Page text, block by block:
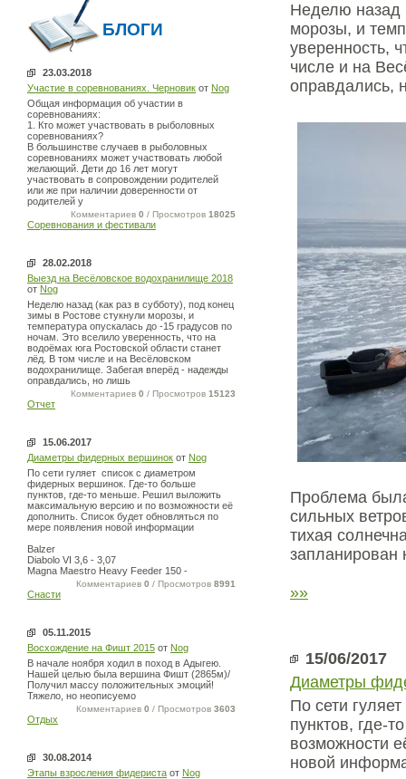
БЛОГИ
23.03.2018
Участие в соревнованиях. Черновик от Nog
Общая информация об участии в
соревнованиях:
1. Кто может участвовать в рыболовных
соревнованиях?
В большинстве случаев в рыболовных
соревнованиях может участвовать любой
желающий. Дети до 16 лет могут
участвовать в сопровождении родителей
или же при наличии доверенности от
родителей у
Комментариев 0 / Просмотров 18025
Соревнования и фестивали
28.02.2018
Выезд на Весёловское водохранилище 2018
от Nog
Неделю назад (как раз в субботу), под конец
зимы в Ростове стукнули морозы, и
температура опускалась до -15 градусов по
ночам. Это вселило уверенность, что на
водоёмах юга Ростовской области станет
лёд. В том числе и на Весёловском
водохранилище. Забегая вперёд - надежды
оправдались, но лишь
Комментариев 0 / Просмотров 15123
Отчет
15.06.2017
Диаметры фидерных вершинок от Nog
По сети гуляет список с диаметром
фидерных вершинок. Где-то больше
пунктов, где-то меньше. Решил выложить
максимальную версию и по возможности её
дополнить. Список будет обновляться по
мере появления новой информации
Balzer
Diabolo VI 3,6 - 3,07
Magna Maestro Heavy Feeder 150 -
Комментариев 0 / Просмотров 8991
Снасти
05.11.2015
Восхождение на Фишт 2015 от Nog
В начале ноября ходил в поход в Адыгею.
Нашей целью была вершина Фишт (2865м)/
Получил массу положительных эмоций!
Тяжело, но неописуемо
Комментариев 0 / Просмотров 3603
Отдых
30.08.2014
Этапы взросления фидериста от Nog
Неделю назад
морозы, и
уверенность,
числе и на
оправдались,
Проблема
сильных
тихая
запланирован
»»
15/06/2017
Диаметры
По сети
пунктов, где-
возможности
новой